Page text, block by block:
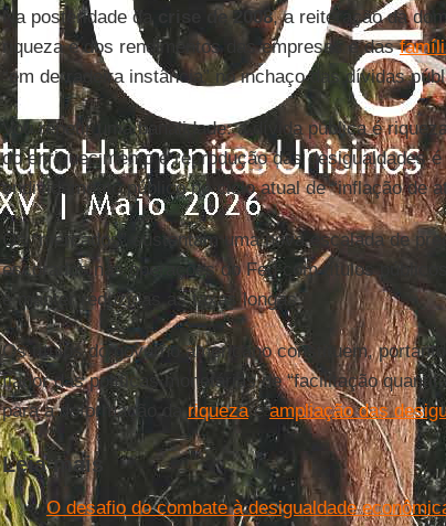
Na posteridade da crise de 2008, a reiteração da
riqueza e dos rendimentos das empresas e das
“em derradeira instância” no inchaço das dívidas
Vou repetir uma banalidade: a dívida pública é
do enriquecimento e reprodução das desigualdades
endividamento público no ciclo atual de “inflação de
Os “mercados” sustentam uma nova escalada de
escorados nas operações do Fed com títulos
e manter reduzidas as taxas longas.
Os títulos do governo americano constituem,
fiador das políticas monetárias de “facilitação
para a deformação dariquezaeampliação das
Leia mais
O desafio do combate à desigualdade